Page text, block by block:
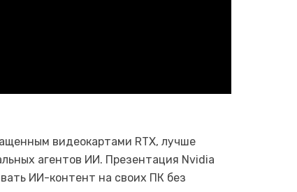
видеокартами RTX, лучше
агентов ИИ. Презентация Nvidia
ИИ-контент на своих ПК без